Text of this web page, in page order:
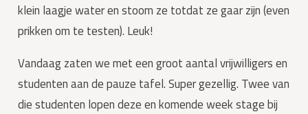
klein laagje water en stoom ze totdat ze gaar zijn (even
prikken om te testen). Leuk!
Vandaag zaten we met een groot aantal vrijwilligers en
studenten aan de pauze tafel. Super gezellig. Twee van
die studenten lopen deze en komende week stage bij